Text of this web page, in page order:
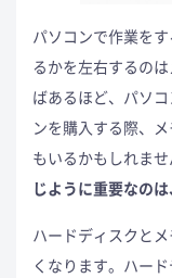
パソコンで作業を
るかを左右するの
ばあるほど、パソ
ンを購入する際、
もいるかもしれませ
じように重要なのは
ハードディスクと
くなります。ハー